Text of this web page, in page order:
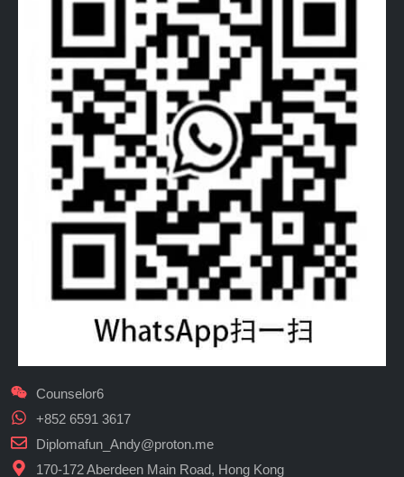
Counselor6
+852 6591 3617
Diplomafun_Andy@proton.me
170-172 Aberdeen Main Road, Hong Kong